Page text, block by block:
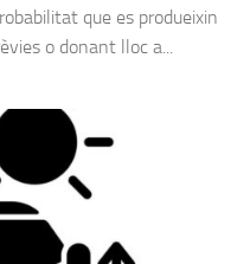
que es produeixin
o donant lloc a...